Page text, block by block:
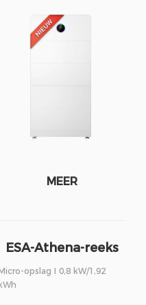
MEER
ESA-Athena-reeks
opslag I 0,8 kW/1,92
kWh